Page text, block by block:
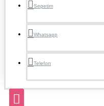
Sepetim
Whatsapp
Telefon